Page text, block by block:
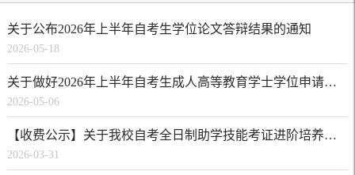
关于公布2026年上半年自考生学位论文答辩结果的通知
2026-05-18
关于做好2026年上半年自考生成人高等教育学士学位申请的通知
2026-05-06
【收费公示】关于我校自考全日制助学技能考证进阶培养班学费的公示
2026-03-31